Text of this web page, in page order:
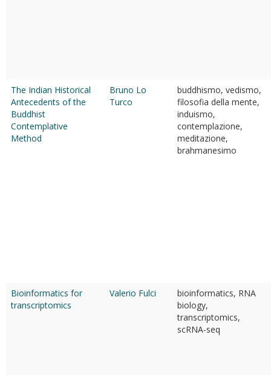
The Indian Historical
Antecedents of the
Buddhist
Contemplative
Method
Bruno Lo
Turco
buddhismo, vedismo,
filosofia della mente,
induismo,
contemplazione,
meditazione,
brahmanesimo
Bioinformatics for
transcriptomics
Valerio Fulci
bioinformatics, RNA
biology,
transcriptomics,
scRNA-seq